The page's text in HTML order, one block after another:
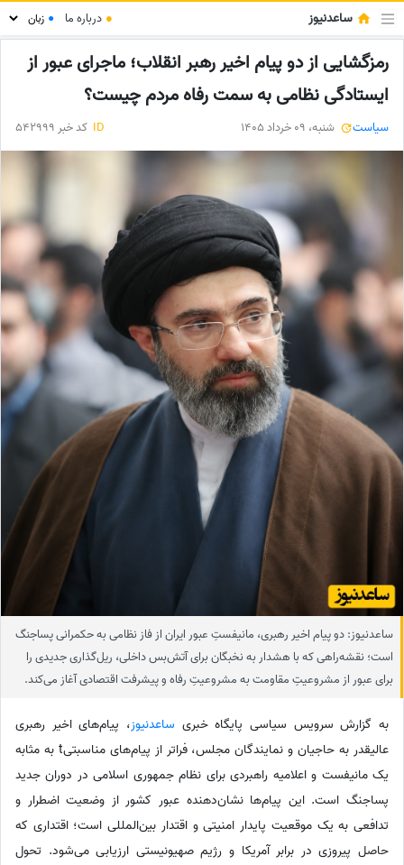
ساعدنیوز ● درباره ما ●
رمزگشایی از دو پیام اخیر رهبر انقلاب؛ ماجرای عبور از
ایستادگی نظامی به سمت رفاه مردم چیست؟
سیاست شنبه، 09 خرداد 1405 ID کد خبر 542999
ساعدنیوز: دو پیام اخیر رهبری، مانیفستِ عبور ایران از فاز نظامی به حکمرانی پساجنگ
است؛ نقشه‌راهی که با هشدار به نخبگان برای آتش‌بس داخلی، ریل‌گذاری جدیدی را
برای عبور از مشروعیتِ مقاومت به مشروعیتِ رفاه و پیشرفت اقتصادی آغاز می‌کند.
به گزارش سرویس سیاسی پایگاه خبری ساعدنیوز، پیام‌های اخیر رهبری
عالیقدر به حاجیان و نمایندگان مجلس، فراتر از پیام‌های مناسبتیt به مثابه
یک مانیفست و اعلامیه راهبردی برای نظام جمهوری اسلامی در دوران جدید
پساجنگ است. این پیام‌ها نشان‌دهنده عبور کشور از وضعیت اضطرار و
تدافعی به یک موقعیت پایدار امنیتی و اقتدار بین‌المللی است؛ اقتداری که
حاصل پیروزی در برابر آمریکا و رژیم صهیونیستی ارزیابی می‌شود. تحول